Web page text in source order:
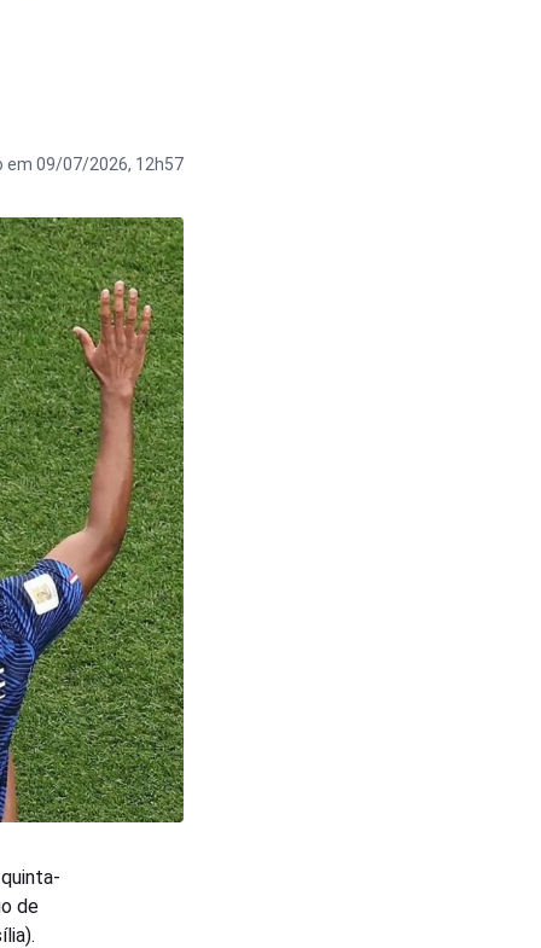
em 09/07/2026, 12h57
de